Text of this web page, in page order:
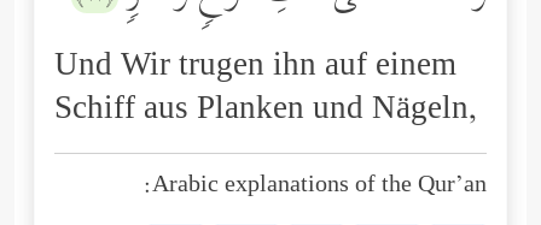
Und Wir trugen ihn auf einem
Schiff aus Planken und Nägeln,
Arabic explanations of the Qur’an: